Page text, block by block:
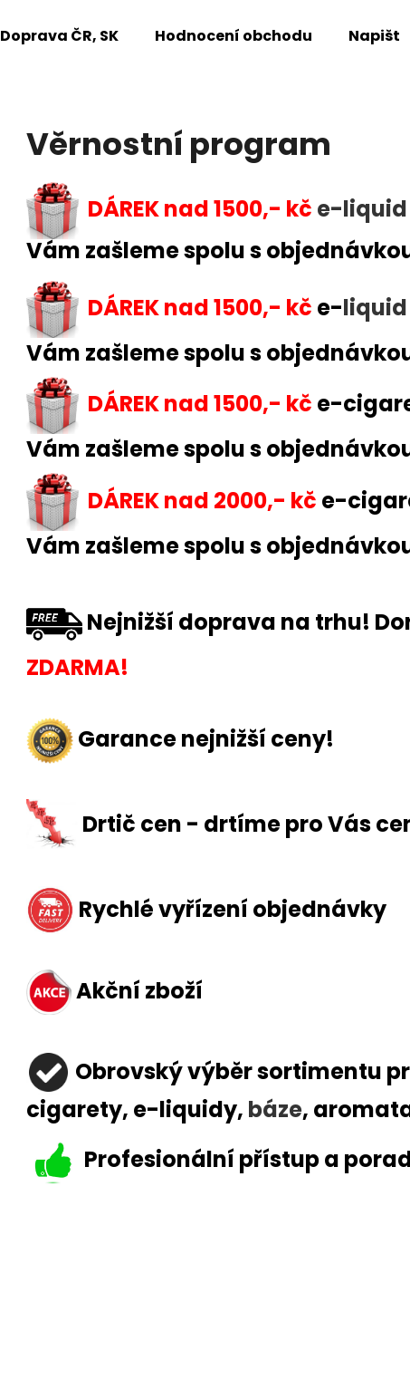
Doprava ČR, SK Hodnocení obchodu Napište
Věrnostní program
DÁREKnad 1500,- kč e-liquid
Vám zašleme spolu s
DÁREKnad 1500,- kč e-liquid
Vám zašleme spolu s
DÁREKnad 1500,- kč e-
Vám zašleme spolu s
DÁREKnad 2000,- kč e-
Vám zašleme spolu s
Nejnižší doprava na trhu!
ZDARMA!
Garance nejnižší ceny!
Drtič cen - drtíme pro Vás
Rychlé vyřízení objednávky
Akční zboží
Obrovský výběr sortimentu
cigarety, e-liquidy, báze,
Profesionální přístup a
Doporučujeme
LIQUID DEKANG PINEAPPLE 10ML - 11MG
(ANANAS)
195 Kč
ELF BAR
2KS